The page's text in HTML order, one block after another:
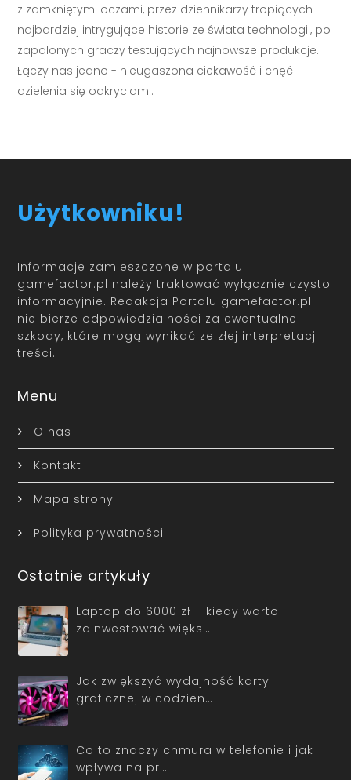
z zamkniętymi oczami, przez dziennikarzy tropiących
najbardziej intrygujące historie ze świata technologii, po
zapalonych graczy testujących najnowsze produkcje.
Łączy nas jedno - nieugaszona ciekawość i chęć
dzielenia się odkryciami.
Użytkowniku!
Informacje zamieszczone w portalu
gamefactor.pl należy traktować wyłącznie czysto
informacyjnie. Redakcja Portalu gamefactor.pl
nie bierze odpowiedzialności za ewentualne
szkody, które mogą wynikać ze złej interpretacji
treści.
Menu
O nas
Kontakt
Mapa strony
Polityka prywatności
Ostatnie artykuły
Laptop do 6000 zł – kiedy warto
zainwestować więks…
Jak zwiększyć wydajność karty
graficznej w codzien…
Co to znaczy chmura w telefonie i jak
wpływa na pr…